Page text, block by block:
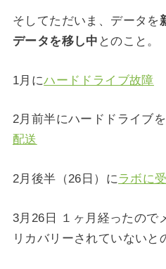
そしてただいま、データを
データを移し中 とのこと。
1月にハードドライブ故障
2月前半にハードドライブを
配送
2月後半（26日）にラボに
3月26日 １ヶ月経ったので
リカバリーされていないと